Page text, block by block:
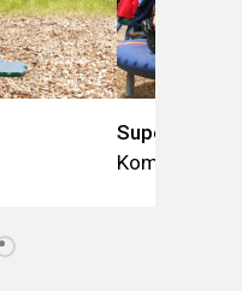
Supernova
Kompan